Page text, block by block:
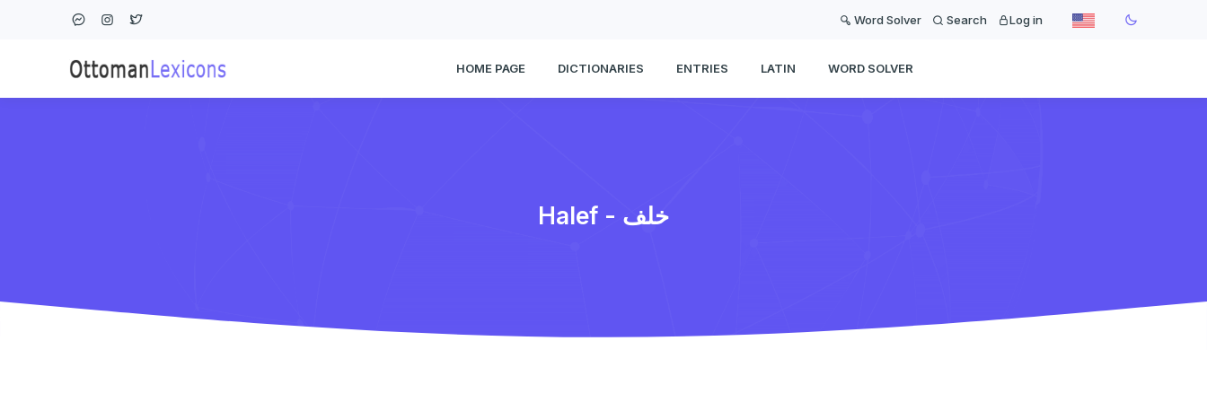
Word Solver Search Log in
HOME PAGE DICTIONARIES ENTRIES LATIN WORD SOLVER
Halef - خلف